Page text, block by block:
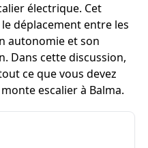
électrique. Cet
déplacement entre les
autonomie et son
Dans cette discussion,
ce que vous devez
escalier à Balma.